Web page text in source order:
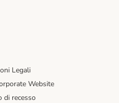
Legali
Website
di recesso